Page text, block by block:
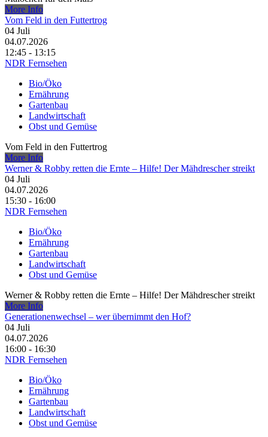
More Info
Vom Feld in den Futtertrog
04 Juli
04.07.2026
12:45 - 13:15
NDR Fernsehen
Bio/Öko
Ernährung
Gartenbau
Landwirtschaft
Obst und Gemüse
Vom Feld in den Futtertrog
More Info
Werner & Robby retten die Ernte – Hilfe! Der Mähdrescher streikt
04 Juli
04.07.2026
15:30 - 16:00
NDR Fernsehen
Bio/Öko
Ernährung
Gartenbau
Landwirtschaft
Obst und Gemüse
Werner & Robby retten die Ernte – Hilfe! Der Mähdrescher streikt
More Info
Generationenwechsel – wer übernimmt den Hof?
04 Juli
04.07.2026
16:00 - 16:30
NDR Fernsehen
Bio/Öko
Ernährung
Gartenbau
Landwirtschaft
Obst und Gemüse